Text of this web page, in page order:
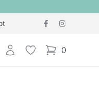
Kirjaudu sisään
Toivelista 0
items in cart,